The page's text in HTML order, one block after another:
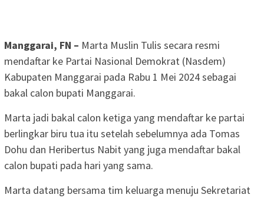
Manggarai, FN – Marta Muslin Tulis secara resmi
mendaftar ke Partai Nasional Demokrat (Nasdem)
Kabupaten Manggarai pada Rabu 1 Mei 2024 sebagai
bakal calon bupati Manggarai.
Marta jadi bakal calon ketiga yang mendaftar ke partai
berlingkar biru tua itu setelah sebelumnya ada Tomas
Dohu dan Heribertus Nabit yang juga mendaftar bakal
calon bupati pada hari yang sama.
Marta datang bersama tim keluarga menuju Sekretariat